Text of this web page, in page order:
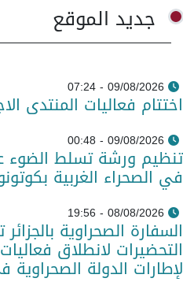
جديد الموقع
09/08/2026 - 07:24
اختتام فعاليات المنتدى
09/08/2026 - 00:48
تنظيم ورشة تسلط
في الصحراء الغربية
08/08/2026 - 19:56
السفارة الصحراوية
التحضيرات لانطلاق
لإطارات الدولة الصحراوية